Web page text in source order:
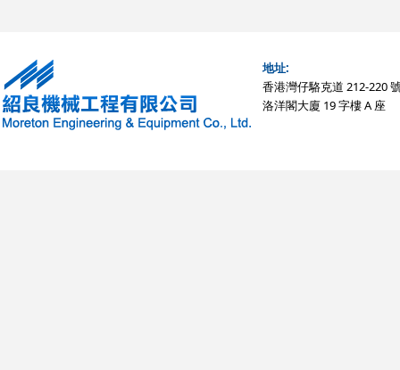
地址:
香港灣仔駱克道 212-220
洛洋閣大廈 19 字樓 A 座